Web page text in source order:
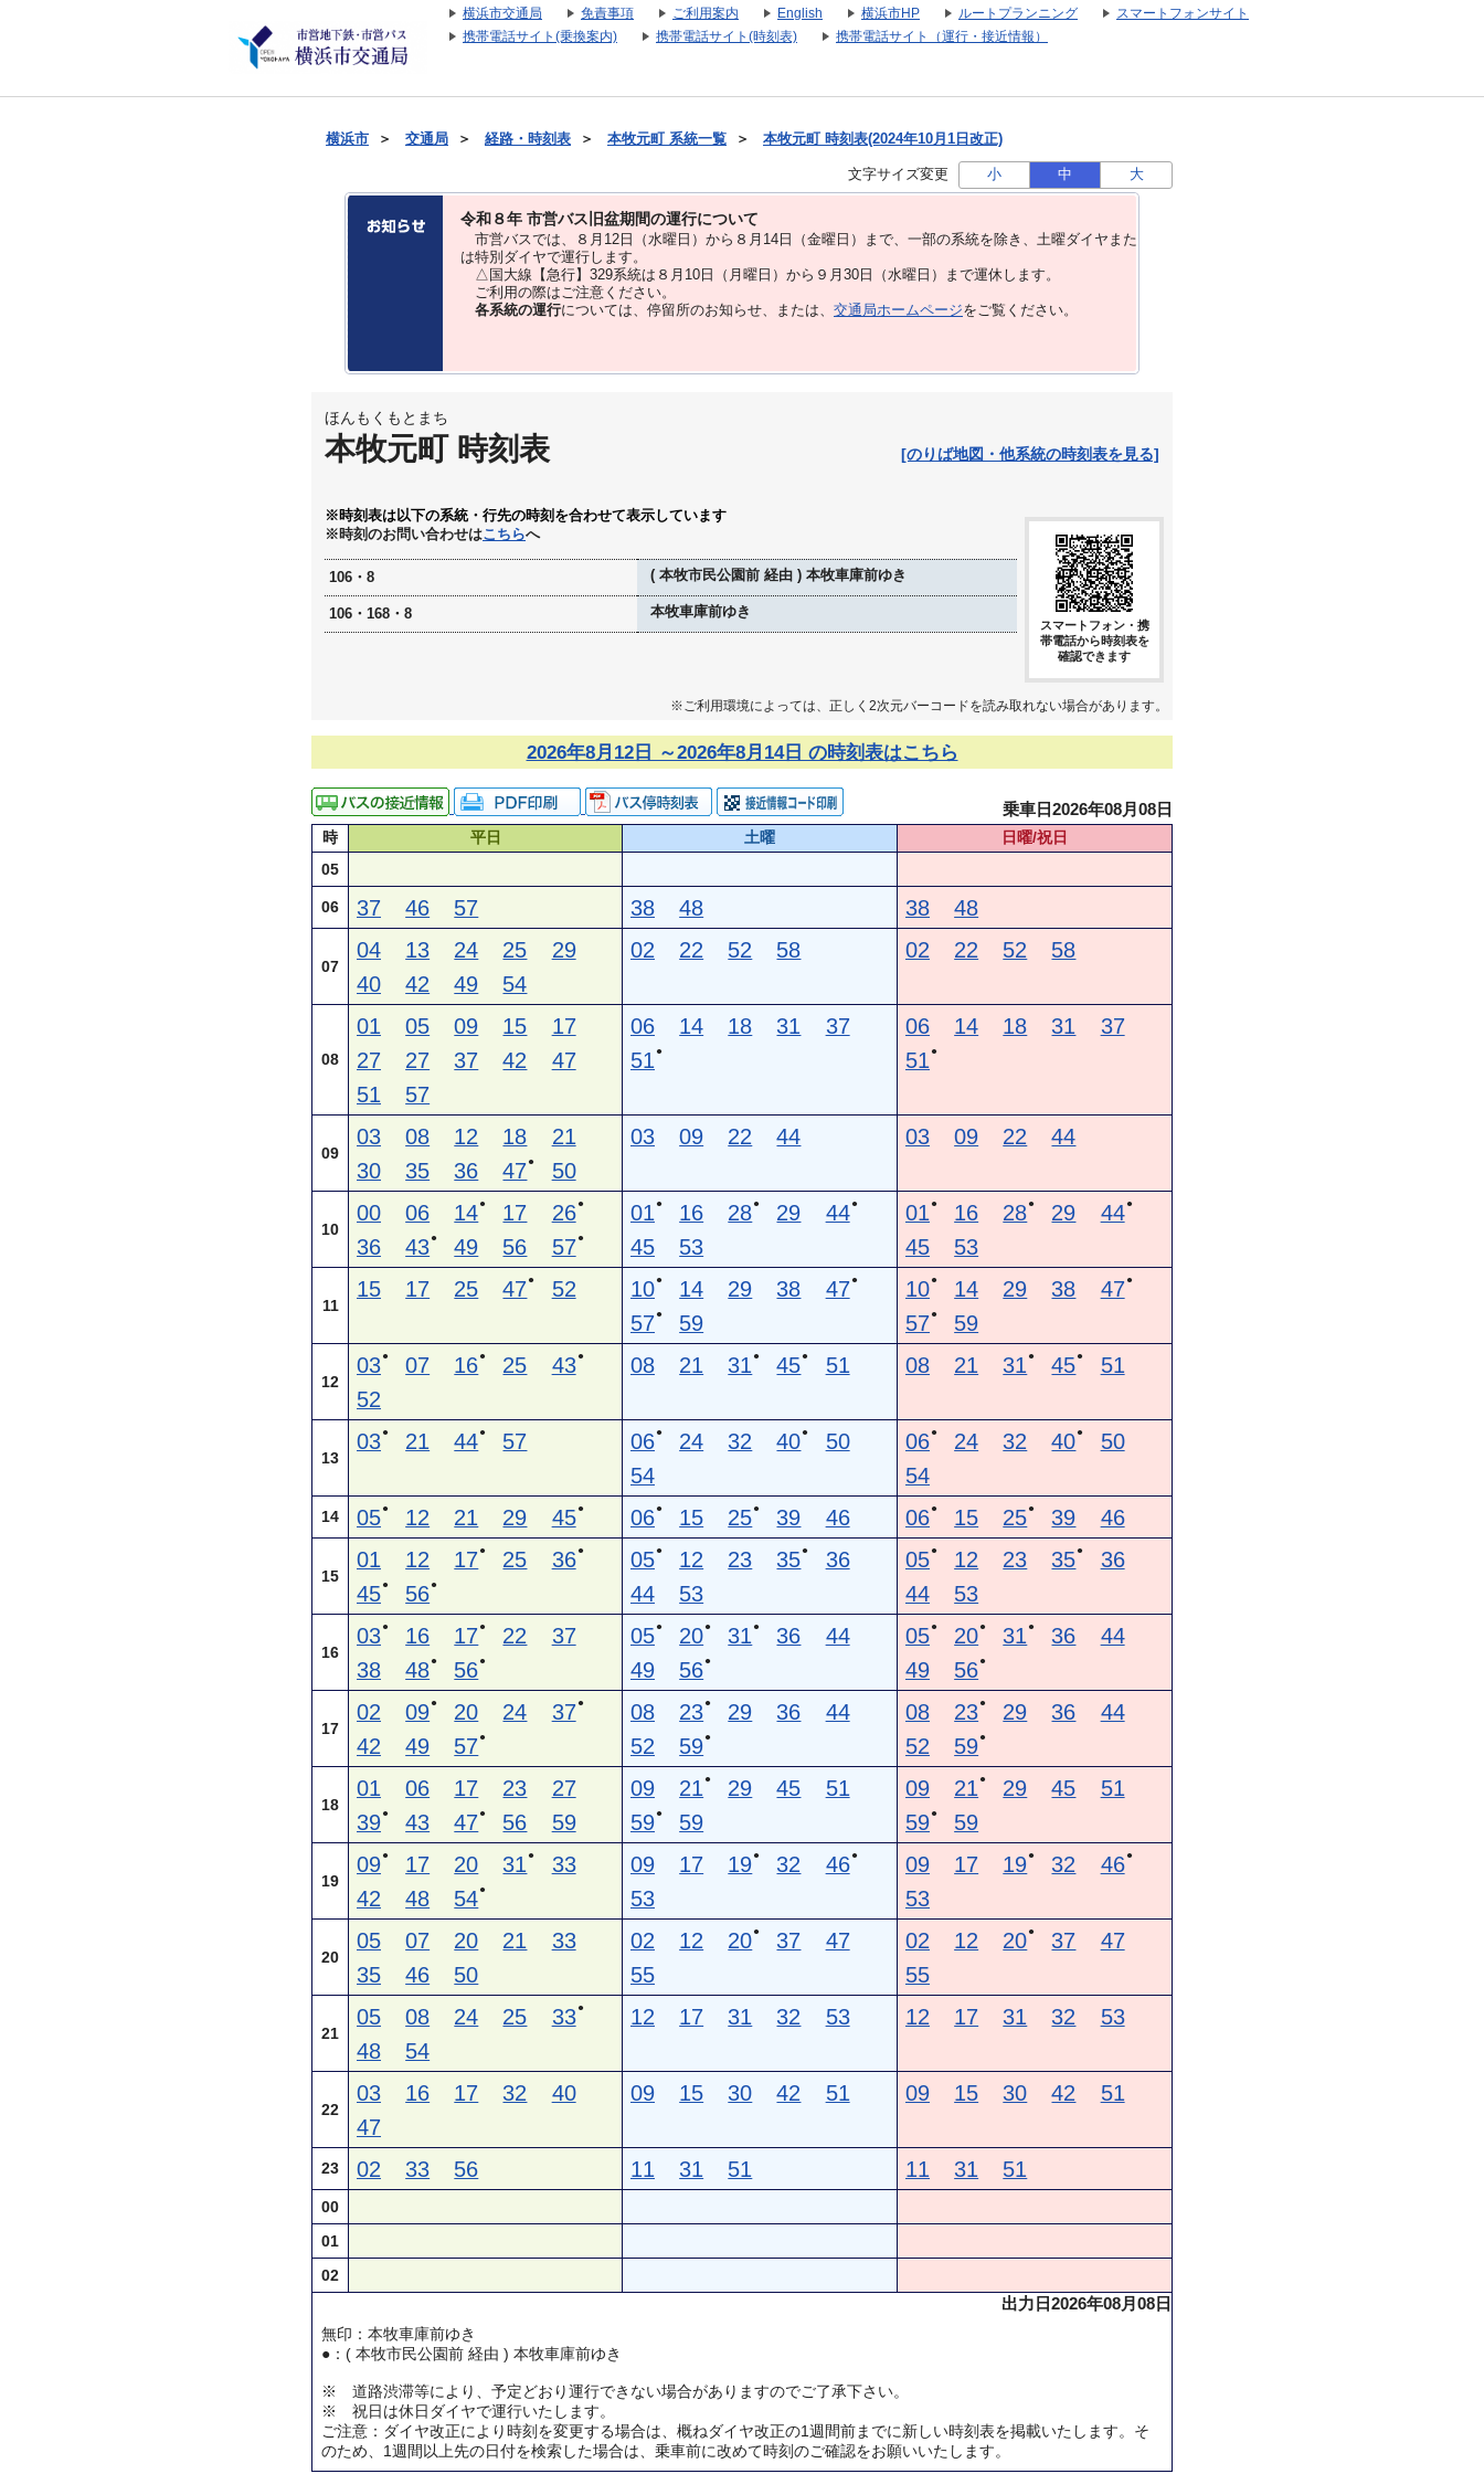
横浜市交通局 免責事項 ご利用案内 English 横浜市HP ルートプランニング
スマートフォンサイト
携帯電話サイト(乗換案内)
携帯電話サイト(時刻表) 携帯電話サイト（運行・接近情報）
横浜市 ＞ 交通局 ＞ 経路・時刻表 ＞ 本牧元町 系統一覧 ＞ 本牧元町 時刻表(2024年10月1日改正)
文字サイズ変更 小 中 大
令和８年 市営バス旧盆期間の運行について
市営バスでは、８⽉12⽇（水曜日）から８⽉14⽇（金曜日）まで、⼀部の系統を除き、⼟曜ダイヤまた
は特別ダイヤで運⾏します。
△国大線【急行】329系統は８月10日（月曜日）から９月30日（水曜日）まで運休します。
ご利用の際はご注意ください。
各系統の運行については、停留所のお知らせ、または、 交通局ホームページをご覧ください。
ほんもくもとまち
本牧元町 時刻表 [のりば地図・他系統の時刻表を見る]
※時刻表は以下の系統・行先の時刻を合わせて表示しています
※時刻のお問い合わせはこちらへ
106・8 ( 本牧市民公園前 経由 ) 本牧車庫前ゆき
106・168・8 本牧車庫前ゆき
スマートフォン・携
帯電話から時刻表を
確認できます
※ご利用環境によっては、正しく2次元バーコードを読み取れない場合があります。
2026年8月12日 ～2026年8月14日 の時刻表はこちら
乗車日2026年08月08日
時 平日 土曜
日曜/祝日
05
06 37 46 57 38 48 38 48
07
04 13 24 25
29
40
42 49 54
02 22 52 58 02 22 52 58
08
01 05 09 15
17
27
27 37 42
47
51
57
06 14 18 31
37
51 ●
06 14 18 31
37
51 ●
09
03 08 12 18
21
30
35 36 47● 50
03 09 22 44 03 09 22 44
10
00 06 14● 17 26 ●
36 43● 49 56 57 ●
01 ● 16 28● 29 44 ●
45 53
01 ● 16 28● 29 44 ●
45 53
11
15 17 25 47● 52 10● 14 29 38 47 ●
57● 59
10● 14 29 38 47 ●
57● 59
12
03● 07 16● 25 43 ●
52
08 21 31 ● 45● 51 08 21 31 ● 45● 51
13
03● 21 44● 57 06● 24 32 40●
50
54
06● 24 32 40●
50
54
14 05● 12 21 29 45 ● 06● 15 25● 39 46 06● 15 25● 39 46
15
01 12 17● 25 36 ●
45● 56●
05● 12 23 35●
36
44
53
05● 12 23 35●
36
44
53
16
03● 16 17● 22
37
38
48● 56●
05● 20● 31 ● 36
44
49
56●
05● 20● 31 ● 36
44
49
56●
17
02 09● 20 24 37 ●
42 49 57●
08 23● 29 36
44
52
59●
08 23● 29 36
44
52
59●
18
01 06 17 23
27
39● 43 47● 56 59
09 21 ● 29 45
51
59● 59
09 21 ● 29 45
51
59● 59
19
09● 17 20 31 ●
33
42
48 54●
09 17 19● 32 46 ●
53
09 17 19● 32 46 ●
53
20
05 07 20 21
33
35
46 50
02 12 20● 37
47
55
02 12 20● 37
47
55
21
05 08 24 25 33 ●
48 54
12 17 31 32 53 12 17 31 32 53
22
03 16 17 32
40
47
09 15 30 42 51 09 15 30 42 51
23 02 33 56 11 31 51 11 31 51
00
01
02
出力日2026年08月08日
無印：本牧車庫前ゆき
●：( 本牧市民公園前 経由 ) 本牧車庫前ゆき
※ 道路渋滞等により、予定どおり運行できない場合がありますのでご了承下さい。
※ 祝日は休日ダイヤで運行いたします。
ご注意：ダイヤ改正により時刻を変更する場合は、概ねダイヤ改正の1週間前までに新しい時刻表を掲載いたします。そ
のため、1週間以上先の日付を検索した場合は、乗車前に改めて時刻のご確認をお願いいたします。